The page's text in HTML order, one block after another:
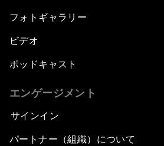
フォトギャラリー
ビデオ
ポッドキャスト
エンゲージメント
サインイン
パートナー（組織）について